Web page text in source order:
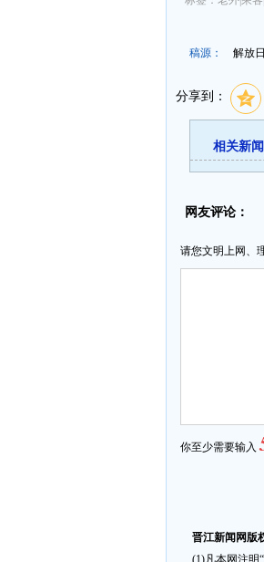
稿源： 解放
分享到：
相关新闻
网友评论：
请您文明上网、
你至少需要输入
晋江新闻网版
(1)凡本网注明